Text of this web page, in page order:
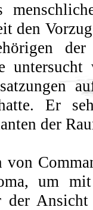
den
Er
der
um
der